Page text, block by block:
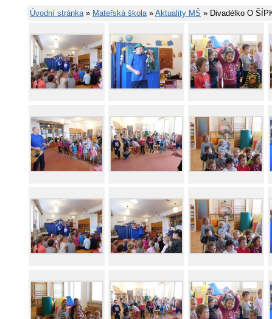
Úvodní stránka» Mateřská škola» Aktuality MŠ » Divadélko O